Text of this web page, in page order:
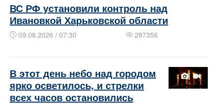
ВС РФ установили контроль над
Ивановкой Харьковской области
09.08.2026 / 07:30 287356
В этот день небо над городом
ярко осветилось, и стрелки
всех часов остановились